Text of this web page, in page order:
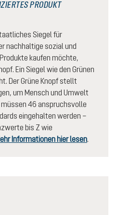
PRODUKT
Siegel für
nachhaltige sozial und
kaufen möchte,
Ein Siegel wie den Grünen
Der Grüne Knopf stellt
um Mensch und Umwelt
46 anspruchsvolle
eingehalten werden –
bis Z wie
Informationen hier lesen.